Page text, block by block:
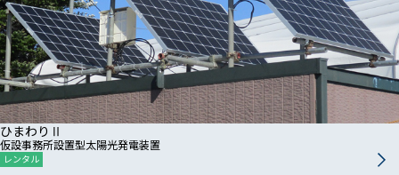
ひまわりⅡ
仮設事務所設置型太陽光発電装置
レンタル